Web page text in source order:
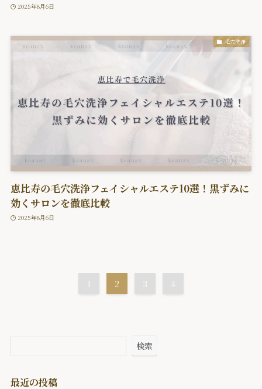
2025年8月6日
毛穴洗浄
恵比寿の毛穴洗浄フェイシャルエステ10選！黒ずみに
効くサロンを徹底比較
2025年8月6日
1 2 3 4
検索
最近の投稿